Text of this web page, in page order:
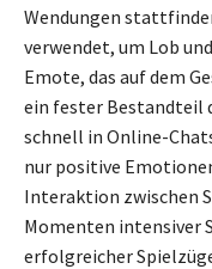
Wendungen
verwendet, um Lob
Emote, das auf dem
ein fester Bestandteil
schnell in Online-
nur positive
Interaktion zwischen
Momenten intensiver
erfolgreicher